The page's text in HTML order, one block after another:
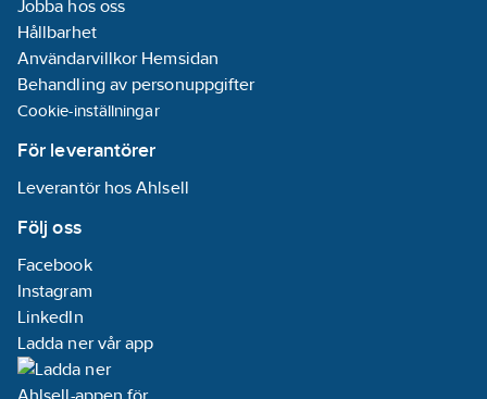
Jobba hos oss
Hållbarhet
Användarvillkor Hemsidan
Behandling av personuppgifter
Cookie-inställningar
För leverantörer
Leverantör hos Ahlsell
Följ oss
Facebook
Instagram
LinkedIn
Ladda ner vår app